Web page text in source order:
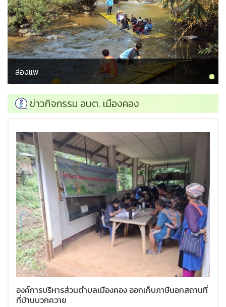
ล่องแพ
ข่าวกิจกรรม อบต. เมืองคอง
องค์การบริหารส่วนตำบลเมืองคอง ออกเก็บภาษีนอกสถานที่่
ที่บ้านบวกควาย